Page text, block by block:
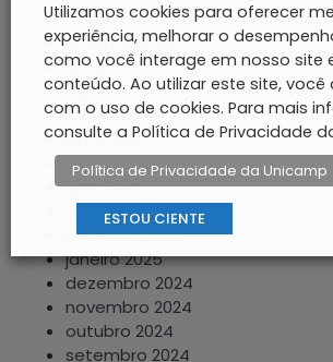
novembro 2025
outubro 2025
setembro 2025
agosto 2025
julho 2025
junho 2025
maio 2025
abril 2025
março 2025
fevereiro 2025
janeiro 2025
dezembro 2024
novembro 2024
outubro 2024
setembro 2024
Utilizamos cookies para oferecer
experiência, melhorar o
como você interage em nosso site
conteúdo. Ao utilizar este site,
com o uso de cookies. Para mais
consulte a Política de Privacidade
Política de Privacidade da Unicamp
ESTOU CIENTE